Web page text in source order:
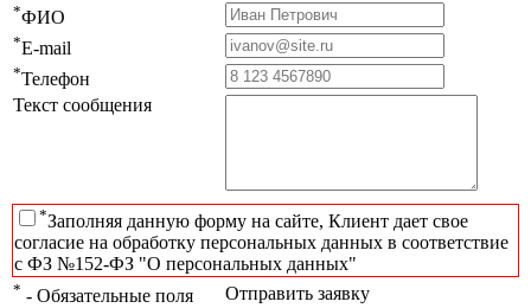
*ФИО
*E-mail
*Телефон
Текст сообщения
*Заполняя данную форму на сайте, Клиент дает свое
согласие на обработку персональных данных в соответствие
с ФЗ №152-ФЗ "О персональных данных"
* - Обязательные поля Отправить заявку